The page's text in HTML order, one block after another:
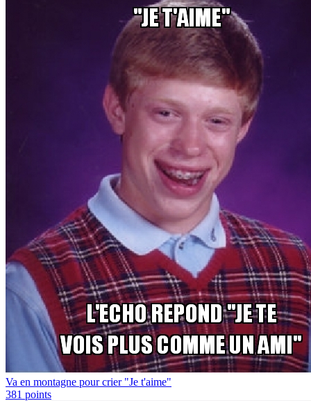
Va en montagne pour crier "Je t'aime"
381 points